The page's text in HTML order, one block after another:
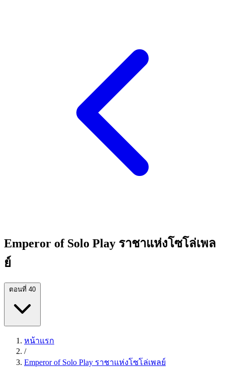
Emperor of Solo Play ราชาแห่งโซโล่เพล
ย์
ตอนที่ 40
หน้าแรก
/
Emperor of Solo Play ราชาแห่งโซโล่เพลย์